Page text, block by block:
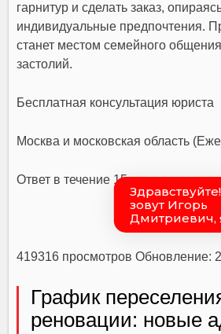
гарнитур и сделать заказ,
индивидуальные предпочтения.
станет местом семейного
застолий.
Бесплатная консультация юриста
Москва и московская область
Ответ в течение 15 минут
419316 просмотров Обновление:
График
реновации: новые